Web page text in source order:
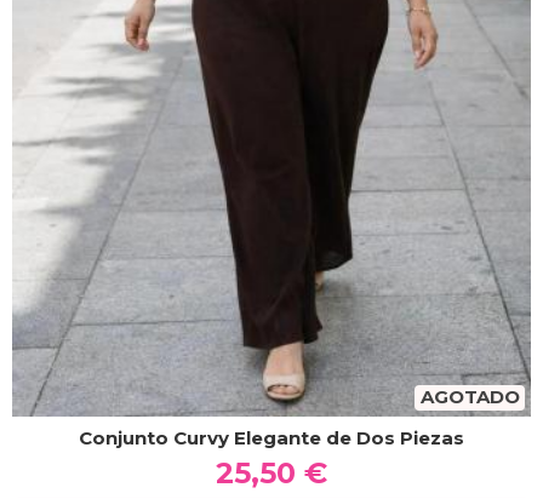
AGOTADO
Conjunto Curvy Elegante de Dos Piezas
25,50 €